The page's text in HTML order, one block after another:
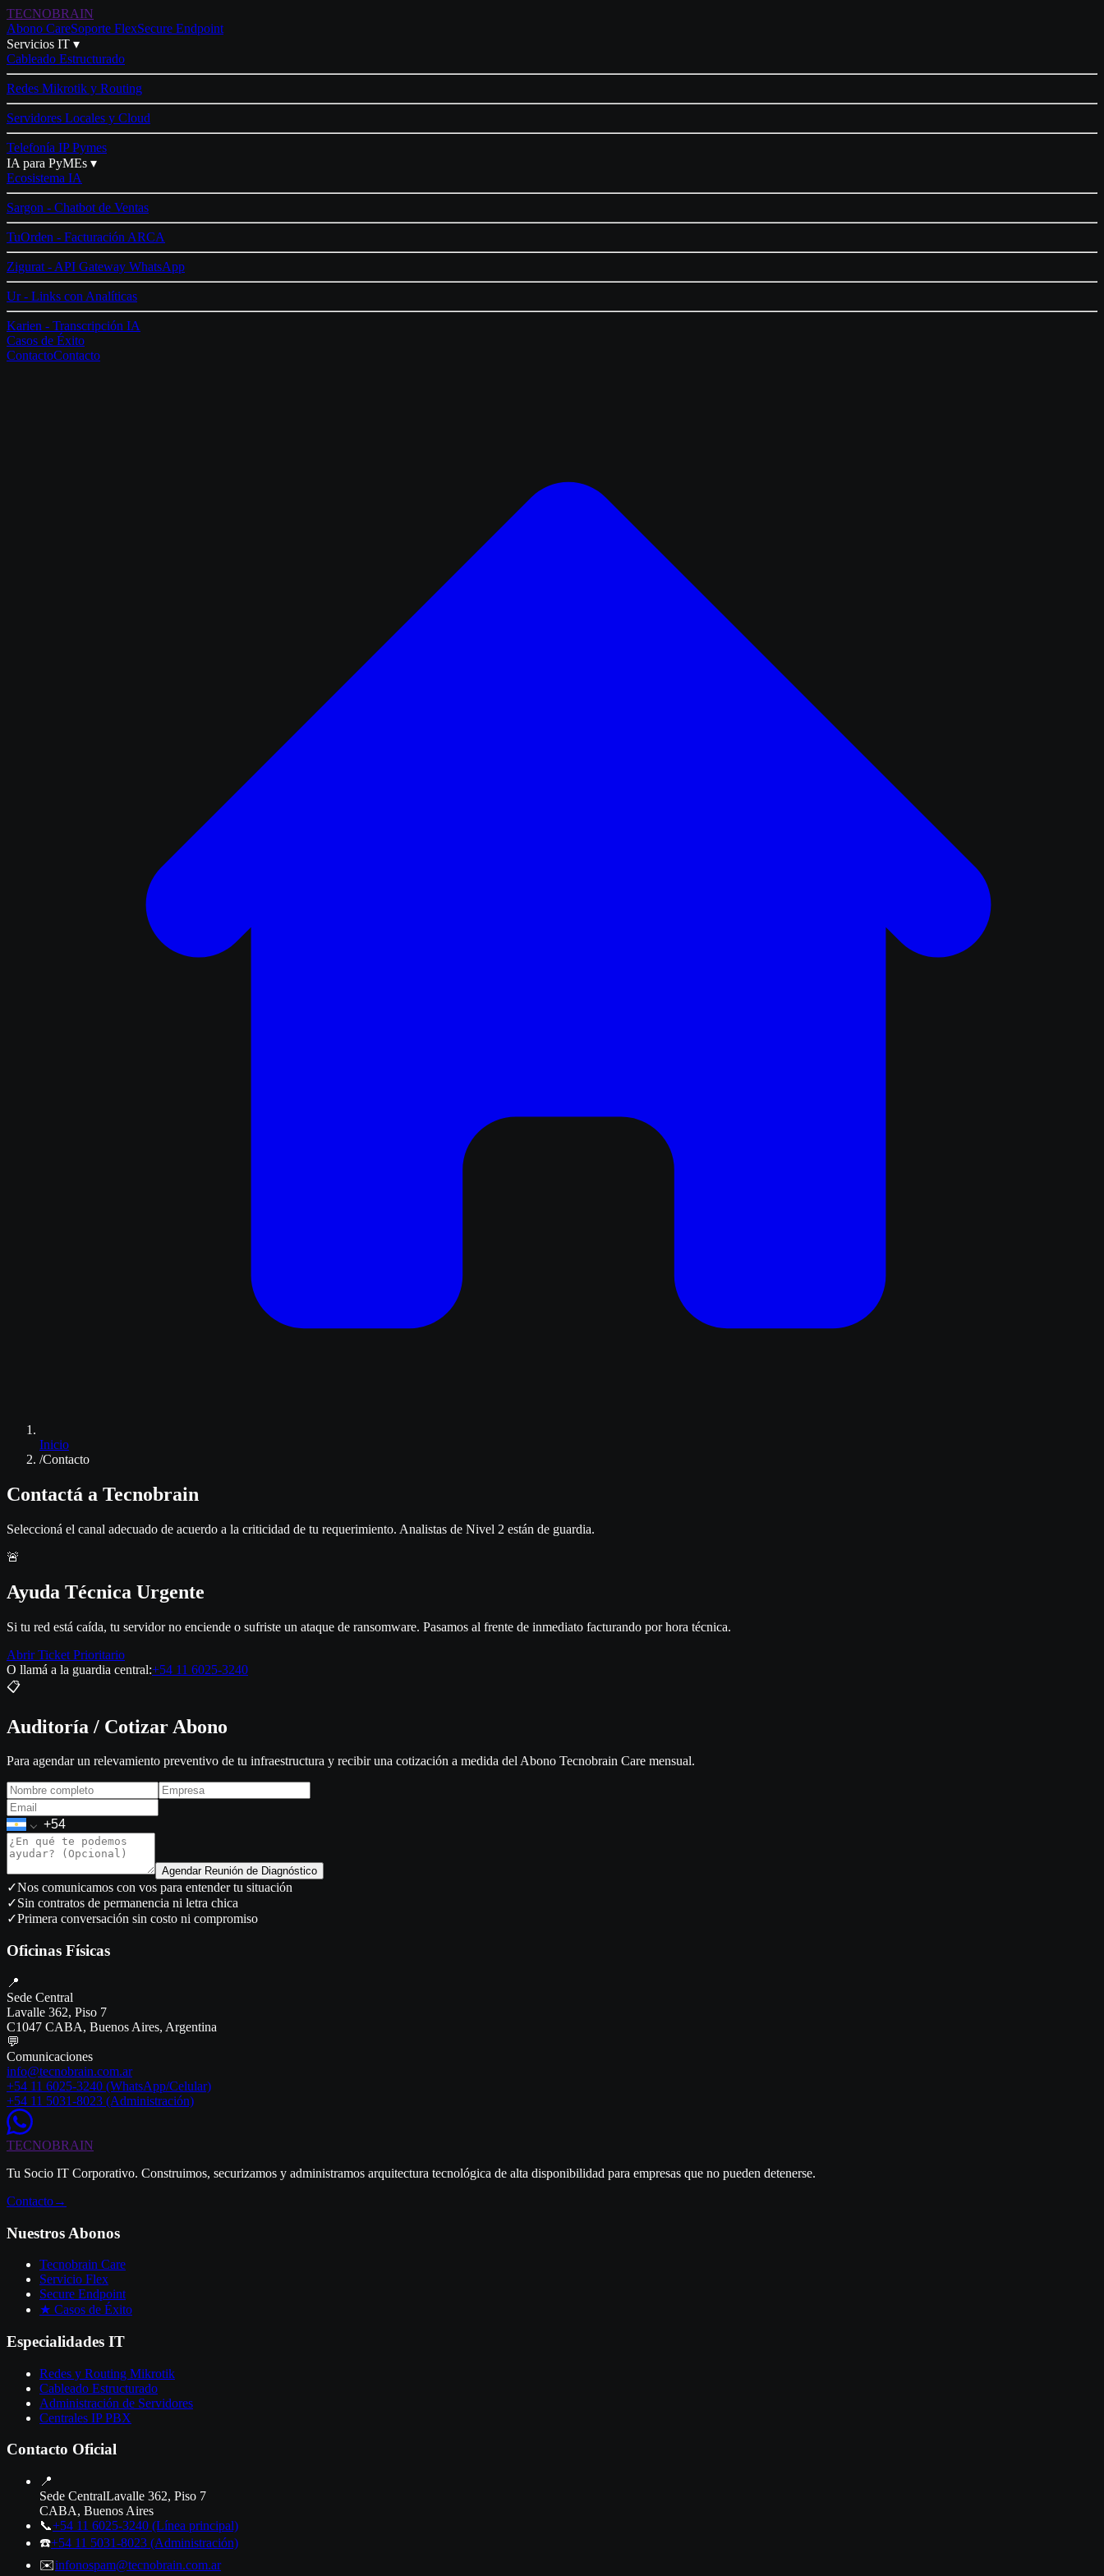
TECNOBRAIN
Abono CareSoporte FlexSecure Endpoint
Servicios IT ▾
Cableado Estructurado
Redes Mikrotik y Routing
Servidores Locales y Cloud
Telefonía IP Pymes
IA para PyMEs ▾
Ecosistema IA
Sargon - Chatbot de Ventas
TuOrden - Facturación ARCA
Zigurat - API Gateway WhatsApp
Ur - Links con Analíticas
Karien - Transcripción IA
Casos de Éxito
ContactoContacto
Inicio
/Contacto
Contactá a Tecnobrain
Seleccioná el canal adecuado de acuerdo a la criticidad de tu requerimiento. Analistas de Nivel 2 están de guardia.
🚨
Ayuda Técnica Urgente
Si tu red está caída, tu servidor no enciende o sufriste un ataque de ransomware. Pasamos al frente de inmediato facturando por hora técnica.
Abrir Ticket Prioritario
O llamá a la guardia central:+54 11 6025-3240
📋
Auditoría / Cotizar Abono
Para agendar un relevamiento preventivo de tu infraestructura y recibir una cotización a medida del Abono Tecnobrain Care mensual.
Agendar Reunión de Diagnóstico
✓Nos comunicamos con vos para entender tu situación
✓Sin contratos de permanencia ni letra chica
✓Primera conversación sin costo ni compromiso
Oficinas Físicas
📍
Sede Central
Lavalle 362, Piso 7
C1047 CABA, Buenos Aires, Argentina
💬
Comunicaciones
info@tecnobrain.com.ar
+54 11 6025-3240 (WhatsApp/Celular)
+54 11 5031-8023 (Administración)
TECNOBRAIN
Tu Socio IT Corporativo. Construimos, securizamos y administramos arquitectura tecnológica de alta disponibilidad para empresas que no pueden detenerse.
Contacto→
Nuestros Abonos
Tecnobrain Care
Servicio Flex
Secure Endpoint
★ Casos de Éxito
Especialidades IT
Redes y Routing Mikrotik
Cableado Estructurado
Administración de Servidores
Centrales IP PBX
Contacto Oficial
📍
Sede CentralLavalle 362, Piso 7
CABA, Buenos Aires
📞+54 11 6025-3240 (Línea principal)
☎️+54 11 5031-8023 (Administración)
✉️infonospam@tecnobrain.com.ar